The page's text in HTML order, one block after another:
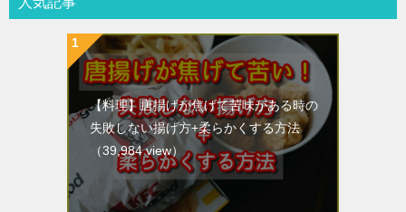
【料理】唐揚げが焦げて苦味がある時の
失敗しない揚げ方+柔らかくする方法
（39,984 view）